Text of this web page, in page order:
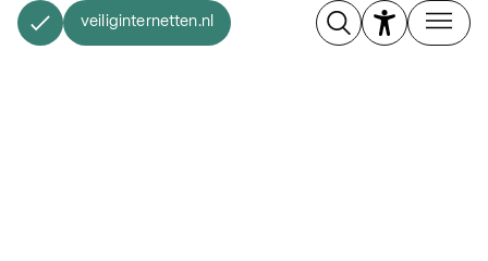
veiliginternetten.nl